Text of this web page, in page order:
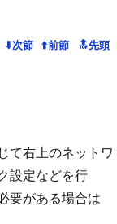
て右上のネットワ
設定などを行
要がある場合は